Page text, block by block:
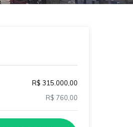
R$ 315.000,00
R$ 760,00